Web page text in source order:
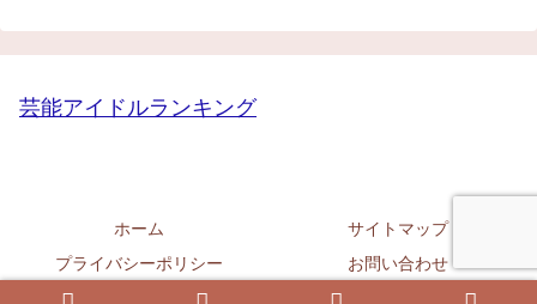
芸能アイドルランキング
ホーム
サイトマップ
プライバシーポリシー
お問い合わせ